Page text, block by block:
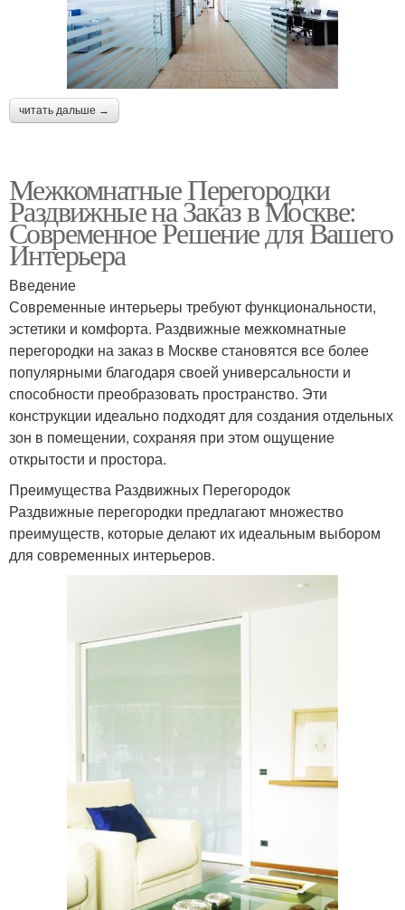
читать дальше →
Межкомнатные Перегородки
Раздвижные на Заказ в Москве:
Современное Решение для Вашего
Интерьера
Введение
Современные интерьеры требуют функциональности,
эстетики и комфорта. Раздвижные межкомнатные
перегородки на заказ в Москве становятся все более
популярными благодаря своей универсальности и
способности преобразовать пространство. Эти
конструкции идеально подходят для создания отдельных
зон в помещении, сохраняя при этом ощущение
открытости и простора.
Преимущества Раздвижных Перегородок
Раздвижные перегородки предлагают множество
преимуществ, которые делают их идеальным выбором
для современных интерьеров.